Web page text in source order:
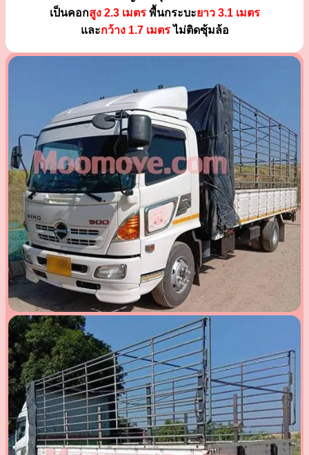
เป็นคอกสูง 2.3 เมตรพื้นกระบะยาว 3.1 เมตร
และกว้าง 1.7 เมตรไม่ติดซุ้มล้อ